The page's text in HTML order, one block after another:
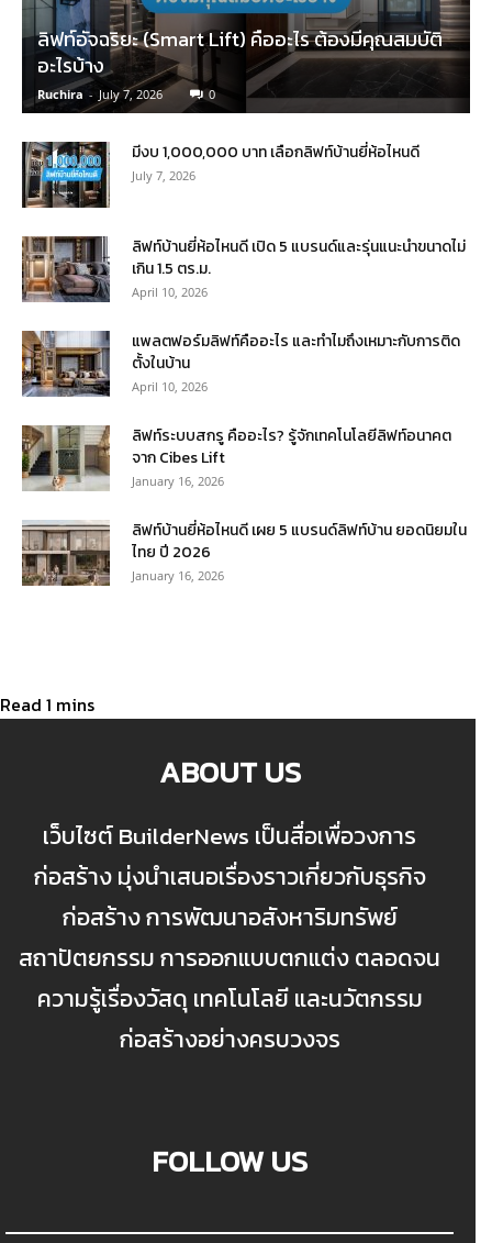
ลิฟท์อัจฉริยะ (Smart Lift) คืออะไร ต้องมีคุณสมบัติ
อะไรบ้าง
Ruchira - July 7, 2026 0
มีงบ 1,000,000 บาท เลือกลิฟท์บ้านยี่ห้อไหนดี
July 7, 2026
ลิฟท์บ้านยี่ห้อไหนดี เปิด 5 แบรนด์และรุ่นแนะนำขนาดไม่
เกิน 1.5 ตร.ม.
April 10, 2026
แพลตฟอร์มลิฟท์คืออะไร และทำไมถึงเหมาะกับการติด
ตั้งในบ้าน
April 10, 2026
ลิฟท์ระบบสกรู คืออะไร? รู้จักเทคโนโลยีลิฟท์อนาคต
จาก Cibes Lift
January 16, 2026
ลิฟท์บ้านยี่ห้อไหนดี เผย 5 แบรนด์ลิฟท์บ้าน ยอดนิยมใน
ไทย ปี 2026
January 16, 2026
ABOUT US
เว็บไซต์ BuilderNews เป็นสื่อเพื่อวงการ
ก่อสร้าง มุ่งนำเสนอเรื่องราวเกี่ยวกับธุรกิจ
ก่อสร้าง การพัฒนาอสังหาริมทรัพย์
สถาปัตยกรรม การออกแบบตกแต่ง ตลอดจน
ความรู้เรื่องวัสดุ เทคโนโลยี และนวัตกรรม
ก่อสร้างอย่างครบวงจร
FOLLOW US